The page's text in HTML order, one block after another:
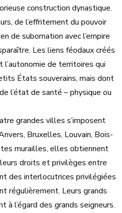
construction dynastique.
de l’effritement du pouvoir
de subornation avec l’empire
Les liens féodaux créés
l’autonomie de territoires qui
États souverains, mais dont
l’état de santé – physique ou
grandes villes s’imposent
Bruxelles, Louvain, Bois-
murailles, elles obtiennent
droits et privilèges entre
des interlocutrices privilégiées
régulièrement. Leurs grands
à l’égard des grands seigneurs.